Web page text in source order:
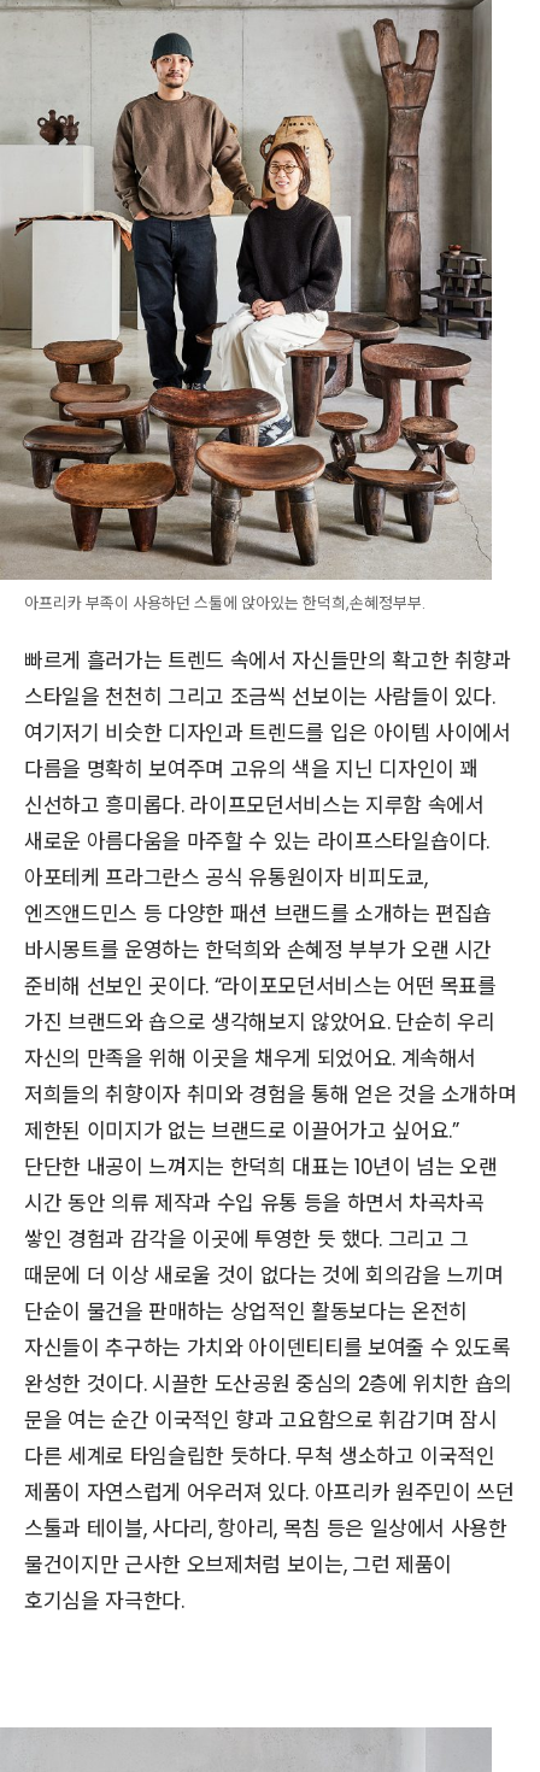
아프리카 부족이 사용하던 스툴에 앉아있는 한덕희,손혜정부부.
빠르게 흘러가는 트렌드 속에서 자신들만의 확고한 취향과
스타일을 천천히 그리고 조금씩 선보이는 사람들이 있다.
여기저기 비슷한 디자인과 트렌드를 입은 아이템 사이에서
다름을 명확히 보여주며 고유의 색을 지닌 디자인이 꽤
신선하고 흥미롭다. 라이프모던서비스는 지루함 속에서
새로운 아름다움을 마주할 수 있는 라이프스타일숍이다.
아포테케 프라그란스 공식 유통원이자 비피도쿄,
엔즈앤드민스 등 다양한 패션 브랜드를 소개하는 편집숍
바시몽트를 운영하는 한덕희와 손혜정 부부가 오랜 시간
준비해 선보인 곳이다. “라이포모던서비스는 어떤 목표를
가진 브랜드와 숍으로 생각해보지 않았어요. 단순히 우리
자신의 만족을 위해 이곳을 채우게 되었어요. 계속해서
저희들의 취향이자 취미와 경험을 통해 얻은 것을 소개하며
제한된 이미지가 없는 브랜드로 이끌어가고 싶어요.”
단단한 내공이 느껴지는 한덕희 대표는 10년이 넘는 오랜
시간 동안 의류 제작과 수입 유통 등을 하면서 차곡차곡
쌓인 경험과 감각을 이곳에 투영한 듯 했다. 그리고 그
때문에 더 이상 새로울 것이 없다는 것에 회의감을 느끼며
단순이 물건을 판매하는 상업적인 활동보다는 온전히
자신들이 추구하는 가치와 아이덴티티를 보여줄 수 있도록
완성한 것이다. 시끌한 도산공원 중심의 2층에 위치한 숍의
문을 여는 순간 이국적인 향과 고요함으로 휘감기며 잠시
다른 세계로 타임슬립한 듯하다. 무척 생소하고 이국적인
제품이 자연스럽게 어우러져 있다. 아프리카 원주민이 쓰던
스툴과 테이블, 사다리, 항아리, 목침 등은 일상에서 사용한
물건이지만 근사한 오브제처럼 보이는, 그런 제품이
호기심을 자극한다.